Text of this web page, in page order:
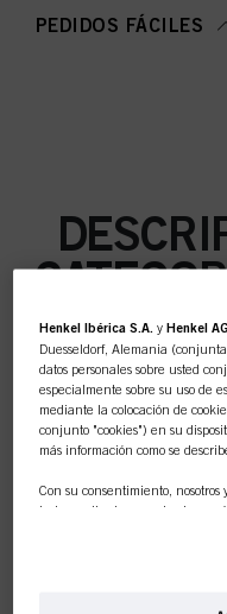
PEDIDOS FÁCILES
COLOR
Henkel Ibérica S.A. yHenkel
Duesseldorf, Alemania
datos personales sobre usted
especialmente sobre su uso de
mediante la colocación de
conjunto "cookies") en su
más información como se
Con su consentimiento, nosotros
independientes
conjuntos
huellas dactilares y tecnologías